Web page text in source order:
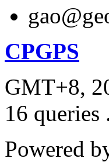
CPGPS
GMT+8,
16 queries
Powered